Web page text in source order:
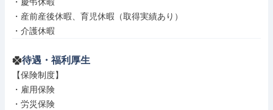
・産前産後休暇、育児休暇（取得実績あり）
・介護休暇
待遇・福利厚生
【保険制度】
・雇用保険
・労災保険